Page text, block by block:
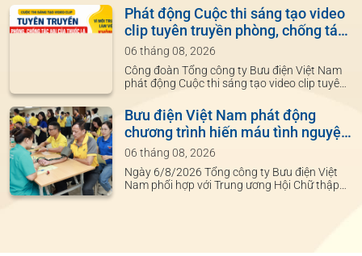
tổ chức chương trình gặp mặt cán bộ hưu trí
qua các thời kỳ. Đây là hoạt động thường niên
mang ý nghĩa tri ân sâu sắc đối với những thế
hệ cán bộ đã đặt
Phát động Cuộc thi sáng tạo video
clip tuyên truyền phòng, chống tác
hại của thuốc lá năm 2026
06 tháng 08, 2026
Công đoàn Tổng công ty Bưu điện Việt Nam
phát động Cuộc thi sáng tạo video clip tuyên
năm 2026 dành cho toàn thể đoàn viên,
người lao động trên mạng lưới Bưu điện Việt
Nam với chủ đề "Công đoàn cơ sở, đoàn viên,
người lao động chung tay xây dựng môi
trường làm việc không khói thuốc".
Bưu điện Việt Nam phát động
chương trình hiến máu tình nguyện
“Những giọt máu hồng” năm 2026
06 tháng 08, 2026
Ngày 6/8/2026 Tổng công ty Bưu điện Việt
Nam phối hợp với Trung ương Hội Chữ thập